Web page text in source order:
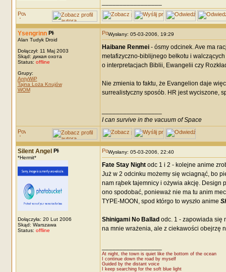
Ysengrinn
Alan Tudyk Droid
Dołączył: 11 Maj 2003
Skąd: дикая охота
Status: offline
Grupy:
AntyWiP
Tajna Loża Knujów
WOM
Wysłany: 05-03-2006, 19:29
Haibane Renmei - ósmy odcinek. Ave ma
metafizyczno-biblijnego bełkotu i
o interpretacjach Biblii, Ewangelii czy
Nie zmienia to faktu, że Evangelion daje
surrealistyczny sposób. HR jest wyciszone,
I can survive in the vacuum of Space
Silent Angel
*Hermit*
Dołączyła: 20 Lut 2006
Skąd: Warszawa
Status: offline
Wysłany: 05-03-2006, 22:40
Fate Stay Nightodc 1 i 2 - kolejne anime
Już w 2 odcinku możemy się wciagnąć, bo
nam rąbek tajemnicy i ożywia akcję. Design
ono spodobać, ponieważ nie ma tu anim
TYPE-MOON, spod którgo to wyszło anime
Shinigami No Ballad odc. 1 - zapowiada się
na mnie wrażenia, ale z ciekawości obejrzę
At night, the town is quiet like the bottom of the ocean
I continue down the road by myself
Guided by the distant voice
I keep searching for the soft blue light